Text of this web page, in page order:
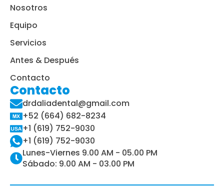
Nosotros
Equipo
Servicios
Antes & Después
Contacto
Contacto
drdaliadental@gmail.com
+52 (664) 682-8234
+1 (619) 752-9030
+1 (619) 752-9030
Lunes-Viernes 9.00 AM - 05.00 PM
Sábado: 9.00 AM - 03.00 PM